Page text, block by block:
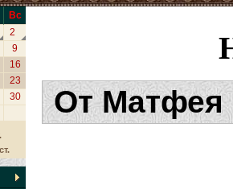
Вс
2
9
16
23
30
От Матфея